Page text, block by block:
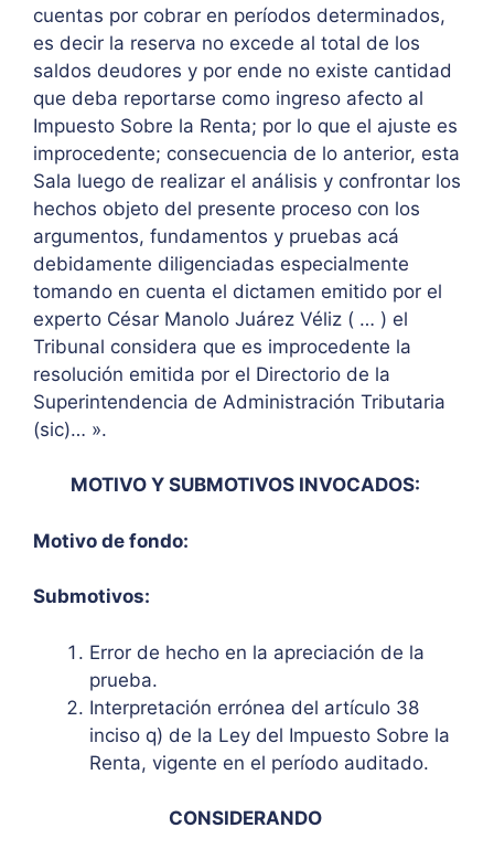
cuentas por cobrar en períodos determinados,
es decir la reserva no excede al total de los
saldos deudores y por ende no existe cantidad
que deba reportarse como ingreso afecto al
Impuesto Sobre la Renta; por lo que el ajuste es
improcedente; consecuencia de lo anterior, esta
Sala luego de realizar el análisis y confrontar los
hechos objeto del presente proceso con los
argumentos, fundamentos y pruebas acá
debidamente diligenciadas especialmente
tomando en cuenta el dictamen emitido por el
experto César Manolo Juárez Véliz ( … ) el
Tribunal considera que es improcedente la
resolución emitida por el Directorio de la
Superintendencia de Administración Tributaria
(sic)… ».
MOTIVO Y SUBMOTIVOS INVOCADOS:
Motivo de fondo:
Submotivos:
Error de hecho en la apreciación de la
prueba.
Interpretación errónea del artículo 38
inciso q) de la Ley del Impuesto Sobre la
Renta, vigente en el período auditado.
CONSIDERANDO